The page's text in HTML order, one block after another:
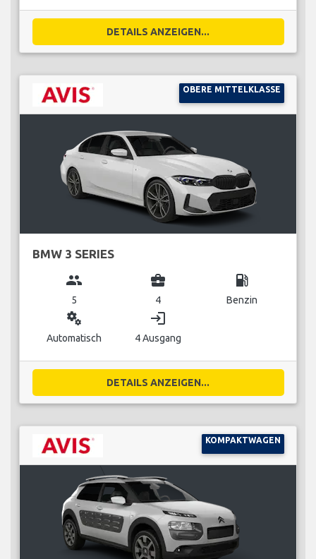
DETAILS ANZEIGEN...
OBERE MITTELKLASSE
BMW 3 SERIES
group
5
business_center
4
local_gas_station
Benzin
miscellaneous_services
Automatisch
login
4 Ausgang
DETAILS ANZEIGEN...
KOMPAKTWAGEN